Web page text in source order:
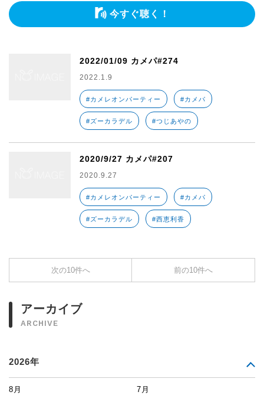
今すぐ聴く！
2022/01/09 カメパ#274
2022.1.9
#カメレオンパーティー #カメパ
#ズーカラデル #つじあやの
2020/9/27 カメパ#207
2020.9.27
#カメレオンパーティー #カメパ
#ズーカラデル #西恵利香
次の10件へ 前の10件へ
アーカイブ
ARCHIVE
2026年
8月 7月